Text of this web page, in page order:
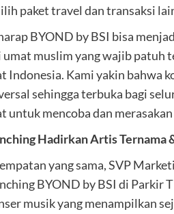
paket travel dan transaksi
BYOND by BSI bisa
umat muslim yang wajib patuh
Indonesia. Kami yakin bahwa
sehingga terbuka bagi
untuk mencoba dan
Hadirkan Artis Ternama
yang sama, SVP
BYOND by BSI di Parkir
musik yang menampilkan